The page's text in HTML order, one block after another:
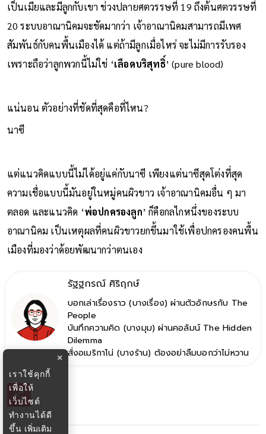
เป็นเมียและมีลูกกับเขา ช่วงปลายศตวรรษที่ 19 ถึงต้นศตวรรษที่
20 ระบบอาณานิคมจะชัดมากว่า เจ้าอาณานิคมสามารถมีเพศ
สัมพันธ์กับคนพื้นเมืองได้ แต่ถ้ามีลูกเมื่อไหร่ จะไม่มีการรับรอง
เพราะถือว่าลูกพวกนี้ไม่ใช่ ‘เลือดบริสุทธิ์’ (pure blood)
แน่นอน ตัวอย่างที่ชัดที่สุดคือที่ไหน?
นาซี
แต่แนวคิดแบบนี้ไม่ได้อยู่แค่กับนาซี เพียงแต่นาซีสุดโต่งที่สุด
ความเชื่อแบบนี้มันอยู่ในหมู่คนผิวขาว เจ้าอาณานิคมอื่น ๆ มา
ตลอด และแนวคิด ‘พ่อปกครองลูก’ ก็คือกลไกหนึ่งของระบบ
อาณานิคม เป็นเหตุผลที่คนผิวขาวยกขึ้นมาใช้เพื่อปกครองคนพื้น
เมืองที่มองว่าด้อยพัฒนากว่าตนเอง
รัฐฐกรณ์ ศิริฤกษ์
บอกเล่าเรื่องราว (บางเรื่อง) ผ่านตัวอักษรกับ The
People
บันทึกความคิด (บางมุม) ผ่านคอลัมน์ The Hidden
Dilemma
สั่งอเมริกาโน่ (บางร้าน) ต้องอย่าลืมบอกว่าไม่หวาน
×
เราใช้คุกกี้
เพื่อให้
เว็บไซต์
ทำงานได้ดี
ขึ้น เพิ่มเติม